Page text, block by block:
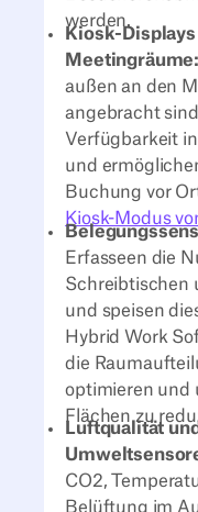
werden.
Kiosk-
Meetingräume:
außen an den
angebracht
Verfügbarkeit
und
Buchung vor
Kiosk-Modus
Erfasseen die
Schreibtischen
und speisen
Hybrid Work
die
optimieren und
Flächen zu
Luftqualität und
CO2,
Belüftung im